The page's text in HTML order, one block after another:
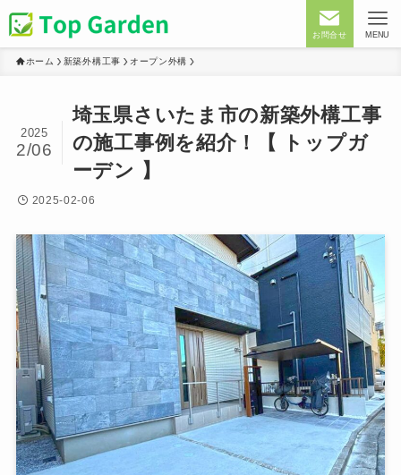
お問合せ MENU
ホーム 新築外構工事 オープン外構
埼玉県さいたま市の新築外構工事
の施工事例を紹介！【 トップガ
ーデン 】
2025
2/06
2025-02-06